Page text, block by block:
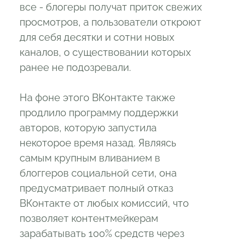
все - блогеры получат приток свежих
просмотров, а пользователи откроют
для себя десятки и сотни новых
каналов, о существовании которых
ранее не подозревали.
На фоне этого ВКонтакте также
продлило программу поддержки
авторов, которую запустила
некоторое время назад. Являясь
самым крупным вливанием в
блоггеров социальной сети, она
предусматривает полный отказ
ВКонтакте от любых комиссий, что
позволяет контентмейкерам
зарабатывать 100% средств через